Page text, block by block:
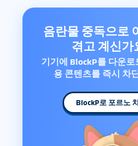
음란물 중독으로
겪고 계신가
기기에 BlockP를 다운로
용 콘텐츠를 즉시 차
BlockP로 포르노